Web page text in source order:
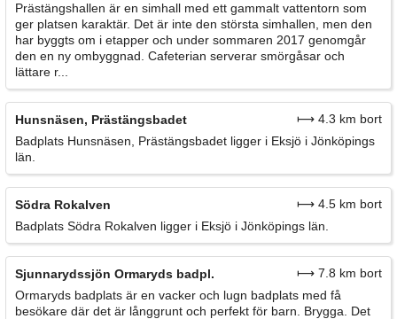
Prästängshallen är en simhall med ett gammalt vattentorn som
ger platsen karaktär. Det är inte den största simhallen, men den
har byggts om i etapper och under sommaren 2017 genomgår
den en ny ombyggnad. Cafeterian serverar smörgåsar och
lättare r...
Hunsnäsen, Prästängsbadet
⟼ 4.3 km bort
Badplats Hunsnäsen, Prästängsbadet ligger i Eksjö i Jönköpings
län.
Södra Rokalven
⟼ 4.5 km bort
Badplats Södra Rokalven ligger i Eksjö i Jönköpings län.
Sjunnarydssjön Ormaryds badpl.
⟼ 7.8 km bort
Ormaryds badplats är en vacker och lugn badplats med få
besökare där det är långgrunt och perfekt för barn. Brygga. Det